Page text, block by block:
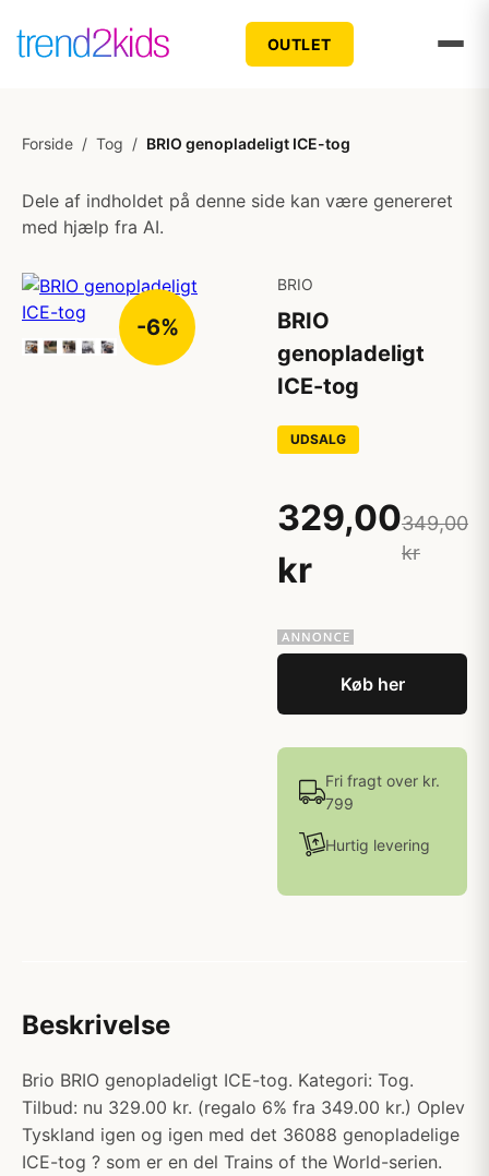
OUTLET
Forside / Tog / BRIO genopladeligt ICE-tog
Dele af indholdet på denne side kan være genereret
med hjælp fra AI.
-6%
BRIO
BRIO
genopladeligt
ICE-tog
UDSALG
329,00
kr
349,00
kr
Køb her
Fri fragt over kr.
799
Hurtig levering
Beskrivelse
Brio BRIO genopladeligt ICE-tog. Kategori: Tog.
Tilbud: nu 329.00 kr. (regalo 6% fra 349.00 kr.) Oplev
Tyskland igen og igen med det 36088 genopladelige
ICE-tog ? som er en del Trains of the World-serien.